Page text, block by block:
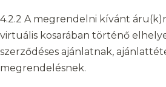
4.2.2 A megrendelni kívánt
virtuális kosarában történő
szerződéses ajánlatnak,
megrendelésnek.